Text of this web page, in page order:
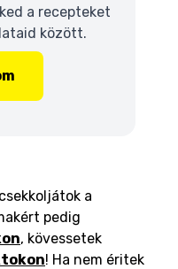
a recepteket
között.
a
pedig
, kövessetek
! Ha nem éritek